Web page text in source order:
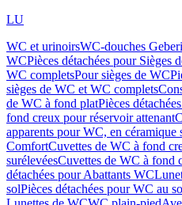
LU
WC et urinoirsWC-douches
WCPièces détachées pour Sièges
WC completsPour sièges de WC
sièges de WC et WC complets
de WC à fond platPièces
fond creux pour réservoir attenant
apparents pour WC, en céramique
ComfortCuvettes de WC à fond
surélevéesCuvettes de WC à fond
détachées pour Abattants WC
solPièces détachées pour WC au